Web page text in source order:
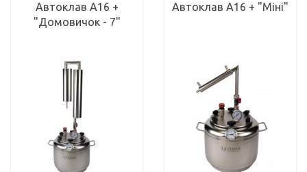
Автоклав А16 +
"Домовичок - 7"
Автоклав А16 + "Міні"